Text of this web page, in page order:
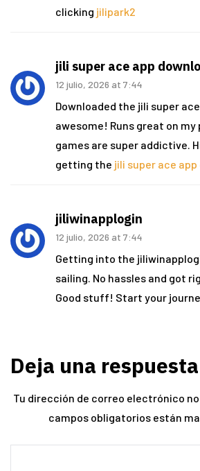
clicking jilipark2
jili super ace app
12 julio, 2026 at 7:44
Downloaded the jili super
awesome! Runs great on my
games are super addictive.
getting the jili super ace
jiliwinapplogin
12 julio, 2026 at 7:44
Getting into the
sailing. No hassles and got
Good stuff! Start your
Deja una respuesta
Tu dirección de correo electrónico
campos obligatorios están